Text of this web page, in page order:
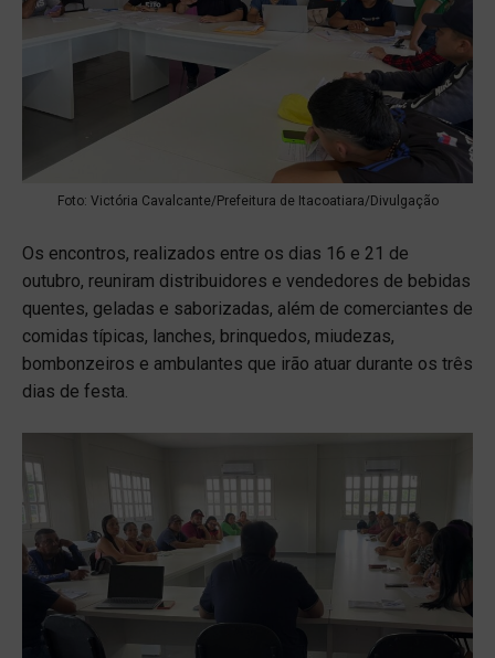
Foto: Victória Cavalcante/Prefeitura de Itacoatiara/Divulgação
Os encontros, realizados entre os dias 16 e 21 de
outubro, reuniram distribuidores e vendedores de bebidas
quentes, geladas e saborizadas, além de comerciantes de
comidas típicas, lanches, brinquedos, miudezas,
bombonzeiros e ambulantes que irão atuar durante os três
dias de festa.